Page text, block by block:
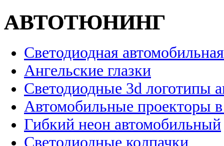
АВТОТЮНИНГ
Светодиодная
Ангельские глазки
Светодиодные 3d логотипы
Автомобильные проекторы
Гибкий неон автомобильный
Светодиодные колпачки